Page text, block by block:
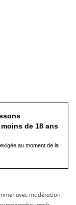
de 18 ans
au moment de la
avec modération